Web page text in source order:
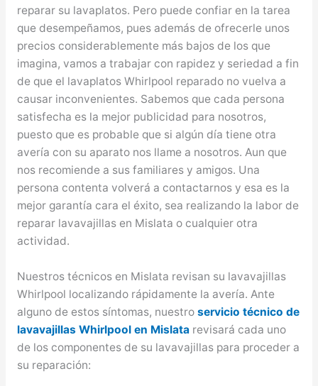
reparar su lavaplatos. Pero puede confiar en la tarea
que desempeñamos, pues además de ofrecerle unos
precios considerablemente más bajos de los que
imagina, vamos a trabajar con rapidez y seriedad a fin
de que el lavaplatos Whirlpool reparado no vuelva a
causar inconvenientes. Sabemos que cada persona
satisfecha es la mejor publicidad para nosotros,
puesto que es probable que si algún día tiene otra
avería con su aparato nos llame a nosotros. Aun que
nos recomiende a sus familiares y amigos. Una
persona contenta volverá a contactarnos y esa es la
mejor garantía cara el éxito, sea realizando la labor de
reparar lavavajillas en Mislata o cualquier otra
actividad.
Nuestros técnicos en Mislata revisan su lavavajillas
Whirlpool localizando rápidamente la avería. Ante
alguno de estos síntomas, nuestro servicio técnico de
lavavajillas Whirlpool en Mislata revisará cada uno
de los componentes de su lavavajillas para proceder a
su reparación: